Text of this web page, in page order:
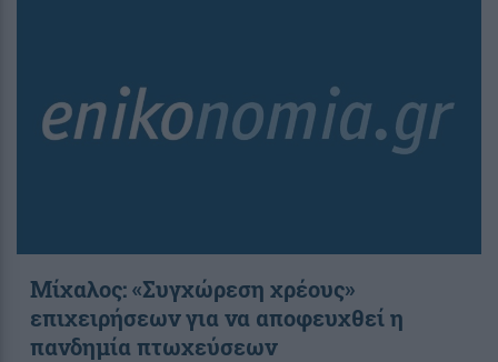
Μίχαλος: «Συγχώρεση χρέους»
επιχειρήσεων για να αποφευχθεί η
πανδημία πτωχεύσεων